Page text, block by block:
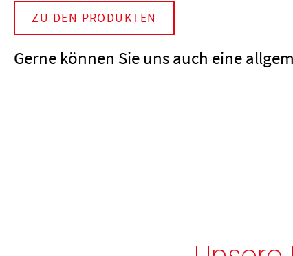
ZU DEN PRODUKTEN
Gerne können Sie uns auch eine